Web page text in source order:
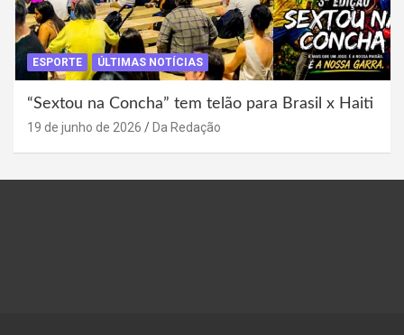
ESPORTE ÚLTIMAS NOTÍCIAS
“Sextou na Concha” tem telão para Brasil x Haiti
19 de junho de 2026 Da Redação